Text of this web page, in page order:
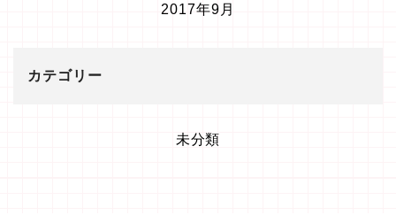
2017年9月
カテゴリー
未分類